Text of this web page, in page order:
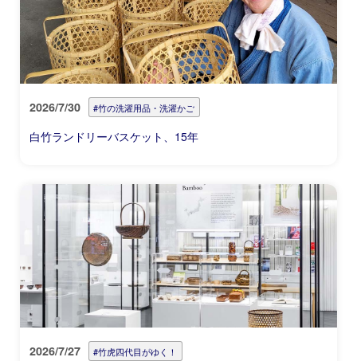
2026/7/30 #竹の洗濯用品・洗濯かご
白竹ランドリーバスケット、15年
2026/7/27 #竹虎四代目がゆく！